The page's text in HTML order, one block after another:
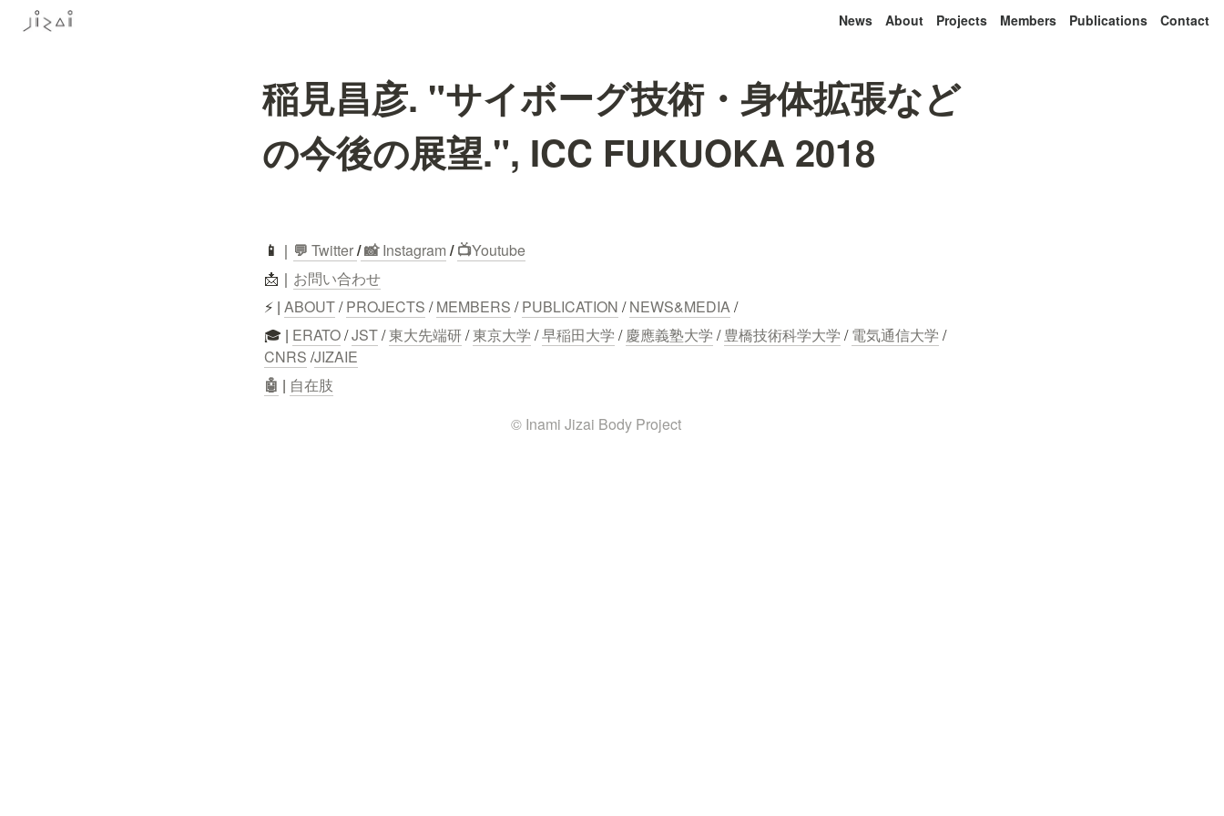
News About Projects Members Publications Contact
稲見昌彦. "サイボーグ技術・身体拡張など
の今後の展望.", ICC FUKUOKA 2018
📱 ｜ 💬 Twitter/ 📸 Instagram / 📺Youtube
📩｜ お問い合わせ
⚡ | ABOUT / PROJECTS / MEMBERS / PUBLICATION / NEWS&MEDIA /
🎓 | ERATO / JST / 東大先端研 / 東京大学 / 早稲田大学 / 慶應義塾大学 / 豊橋技術科学大学 / 電気通信大学 /
CNRS /JIZAIE
🤖 | 自在肢
© Inami Jizai Body Project